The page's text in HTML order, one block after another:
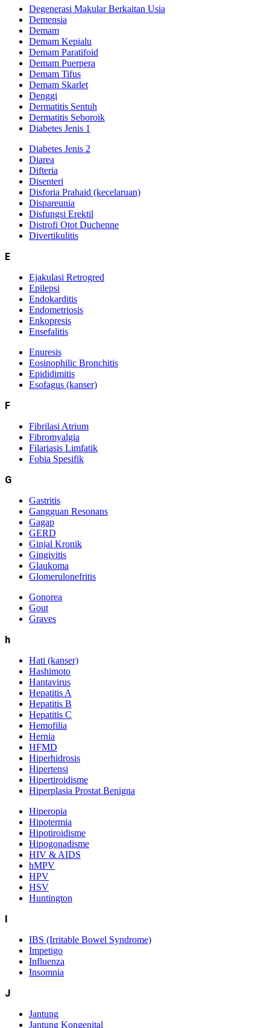
Degenerasi Makular Berkaitan Usia
Demensia
Demam
Demam Kepialu
Demam Paratifoid
Demam Puerpera
Demam Tifus
Demam Skarlet
Denggi
Dermatitis Sentuh
Dermatitis Seboroik
Diabetes Jenis 1
Diabetes Jenis 2
Diarea
Difteria
Disenteri
Disforia Prahaid (kecelaruan)
Dispareunia
Disfungsi Erektil
Distrofi Otot Duchenne
Divertikulitis
E
Ejakulasi Retrogred
Epilepsi
Endokarditis
Endometriosis
Enkopresis
Ensefalitis
Enuresis
Eosinophilic Bronchitis
Epididimitis
Esofagus (kanser)
F
Fibrilasi Atrium
Fibromyalgia
Filariasis Limfatik
Fobia Spesifik
G
Gastritis
Gangguan Resonans
Gagap
GERD
Ginjal Kronik
Gingivitis
Glaukoma
Glomerulonefritis
Gonorea
Gout
Graves
h
Hati (kanser)
Hashimoto
Hantavirus
Hepatitis A
Hepatitis B
Hepatitis C
Hemofilia
Hernia
HFMD
Hiperhidrosis
Hipertensi
Hipertiroidisme
Hiperplasia Prostat Benigna
Hiperopia
Hipotermia
Hipotiroidisme
Hipogonadisme
HIV & AIDS
hMPV
HPV
HSV
Huntington
I
IBS (Irritable Bowel Syndrome)
Impetigo
Influenza
Insomnia
J
Jantung
Jantung Kongenital